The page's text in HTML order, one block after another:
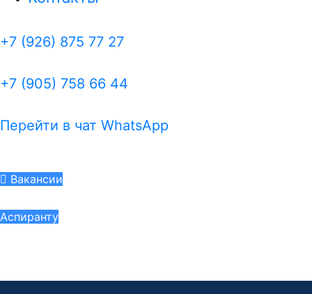
+7 (926) 875 77 27
+7 (905) 758 66 44
Перейти в чат WhatsApp
Вакансии
Аспиранту